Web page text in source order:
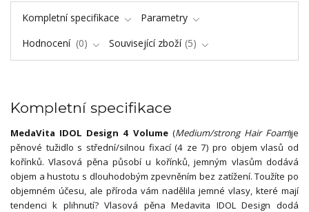
Kompletní specifikace
Parametry
Hodnocení
0 Související zboží 5
Kompletní specifikace
MedaVita IDOL Design 4 Volume (Medium/strong Hair Foam)je
pěnové tužidlo s střední/silnou fixací (4 ze 7) pro objem vlasů od
kořínků. Vlasová pěna působí u kořínků, jemným vlasům dodává
objem a hustotu s dlouhodobým zpevněním bez zatížení. Toužíte po
objemném účesu, ale příroda vám nadělila jemné vlasy, které mají
tendenci k plihnutí? Vlasová pěna Medavita IDOL Design dodá